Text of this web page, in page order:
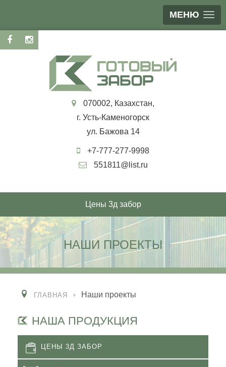
МЕНЮ
070002, Казахстан,
г. Усть-Каменогорск
ул. Бажова 14
+7-777-277-9998
551811@list.ru
Цены 3д забор
НАШИ ПРОЕКТЫ
ГЛАВНАЯ Наши проекты
НАША ПРОДУКЦИЯ
ЦЕНЫ 3Д ЗАБОР